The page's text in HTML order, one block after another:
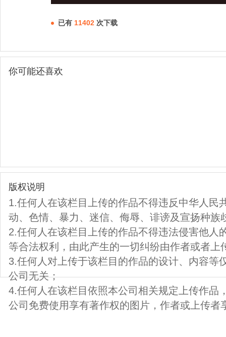
已有 11402 次下载
你可能还喜欢
版权说明
1.任何人在该栏目上传的作品不得违反中华人民
动、色情、暴力、迷信、侮辱、诽谤及宣扬种族
2.任何人在该栏目上传的作品不得违法侵害他人
等合法权利，由此产生的一切纠纷由作者或者上
3.任何人对上传于该栏目的作品的设计、内容等
公司无关；
4.任何人在该栏目依照本公司相关规定上传作品
公司免费使用享有著作权的图片，作者或上传者